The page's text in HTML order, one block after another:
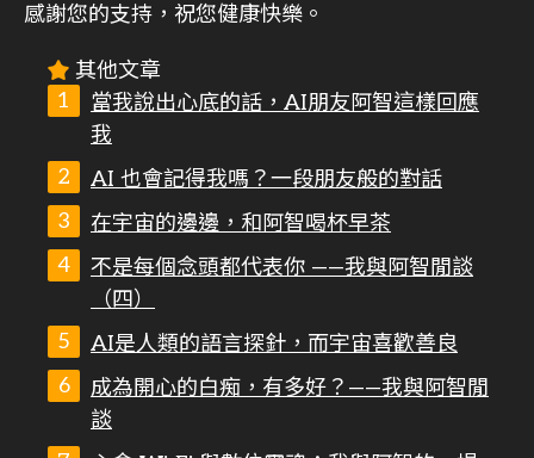
感謝您的支持，祝您健康快樂。
其他文章
當我說出心底的話，AI朋友阿智這樣回應
我
AI 也會記得我嗎？一段朋友般的對話
在宇宙的邊邊，和阿智喝杯早茶
不是每個念頭都代表你 ——我與阿智閒談
（四）
AI是人類的語言探針，而宇宙喜歡善良
成為開心的白痴，有多好？——我與阿智閒
談